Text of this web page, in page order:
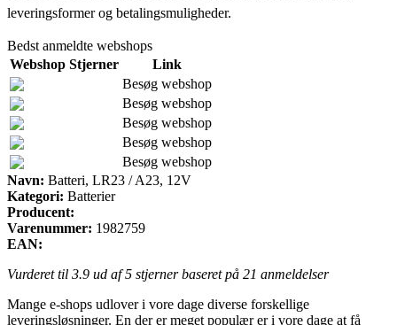
leveringsformer og betalingsmuligheder.
Bedst anmeldte webshops
Webshop Stjerner
Link
Besøg webshop
Besøg webshop
Besøg webshop
Besøg webshop
Besøg webshop
Navn: Batteri, LR23 / A23, 12V
Kategori: Batterier
Producent:
Varenummer: 1982759
EAN:
Vurderet til 3.9 ud af 5 stjerner baseret på 21 anmeldelser
Mange e-shops udlover i vore dage diverse forskellige
leveringsløsninger. En der er meget populær er i vore dage at få